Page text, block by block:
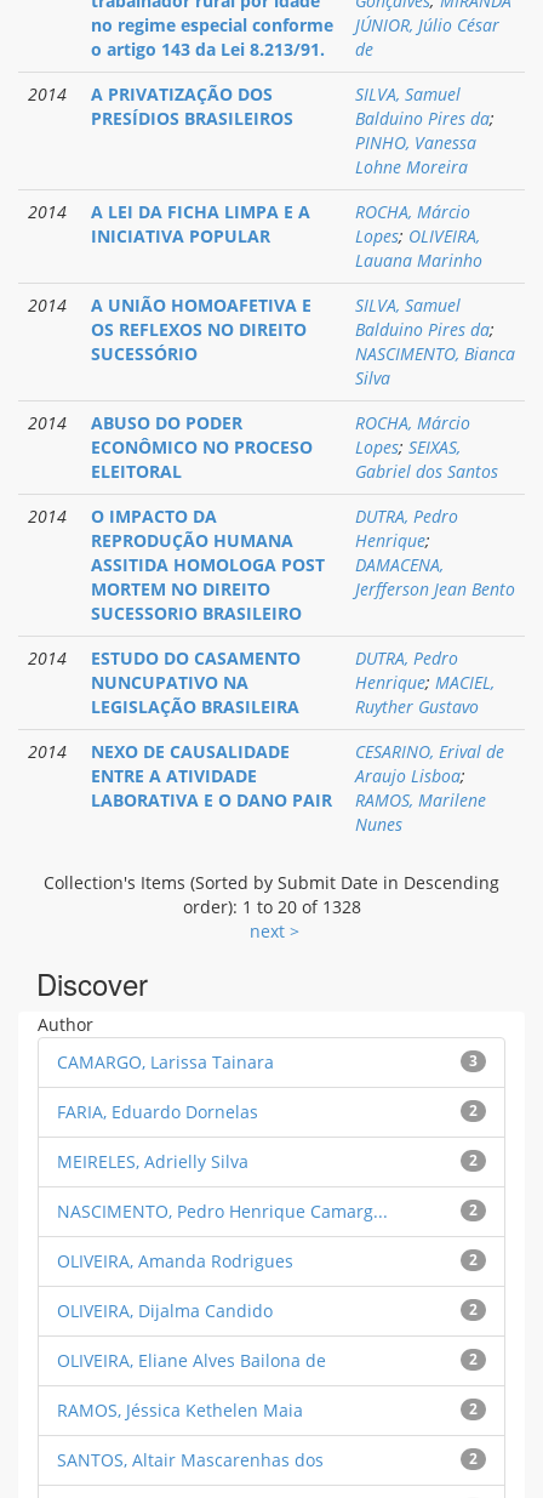
no regime especial conforme
o artigo 143 da Lei 8.213/91.
JÚNIOR, Júlio César
de
2014
A PRIVATIZAÇÃO DOS
PRESÍDIOS BRASILEIROS
SILVA, Samuel
Balduino Pires da;
PINHO, Vanessa
Lohne Moreira
2014
A LEI DA FICHA LIMPA E A
INICIATIVA POPULAR
ROCHA, Márcio
Lopes; OLIVEIRA,
Lauana Marinho
2014
A UNIÃO HOMOAFETIVA E
OS REFLEXOS NO DIREITO
SUCESSÓRIO
SILVA, Samuel
Balduino Pires da;
NASCIMENTO, Bianca
Silva
2014
ABUSO DO PODER
ECONÔMICO NO PROCESO
ELEITORAL
ROCHA, Márcio
Lopes; SEIXAS,
Gabriel dos Santos
2014
O IMPACTO DA
REPRODUÇÃO HUMANA
ASSITIDA HOMOLOGA POST
MORTEM NO DIREITO
SUCESSORIO BRASILEIRO
DUTRA, Pedro
Henrique;
DAMACENA,
Jerfferson Jean Bento
2014
ESTUDO DO CASAMENTO
NUNCUPATIVO NA
LEGISLAÇÃO BRASILEIRA
DUTRA, Pedro
Henrique; MACIEL,
Ruyther Gustavo
2014
NEXO DE CAUSALIDADE
ENTRE A ATIVIDADE
LABORATIVA E O DANO PAIR
CESARINO, Erival de
Araujo Lisboa;
RAMOS, Marilene
Nunes
Collection's Items (Sorted by Submit Date in Descending
order): 1 to 20 of 1328
next >
Discover
Author
3
CAMARGO, Larissa Tainara
2
FARIA, Eduardo Dornelas
2
MEIRELES, Adrielly Silva
2
NASCIMENTO, Pedro Henrique Camarg...
2
OLIVEIRA, Amanda Rodrigues
2
OLIVEIRA, Dijalma Candido
2
OLIVEIRA, Eliane Alves Bailona de
2
RAMOS, Jéssica Kethelen Maia
2
SANTOS, Altair Mascarenhas dos